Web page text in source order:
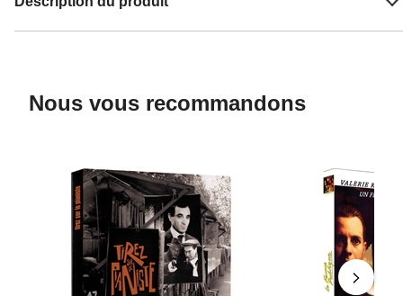
Nous vous recommandons